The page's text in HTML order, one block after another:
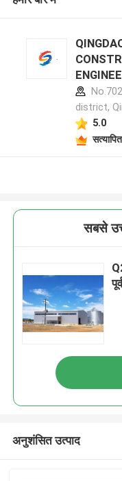
प्रोफ़ाइल
district,
5.0
सबसे
अनुशंसित उत्पाद